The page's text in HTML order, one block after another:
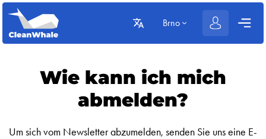
Brno
Wie kann ich mich
abmelden?
Um sich vom Newsletter abzumelden, senden Sie uns eine E-